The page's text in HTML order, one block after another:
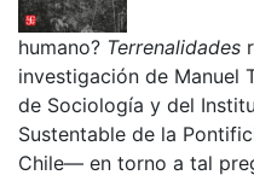
humano? Terrenalidades
investigación de
de Sociología y del
Sustentable de la
Chile— en torno a tal